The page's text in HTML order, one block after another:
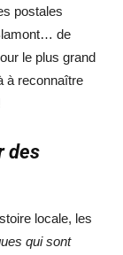
postales
de
le plus grand
à reconnaître
des
locale, les
qui sont